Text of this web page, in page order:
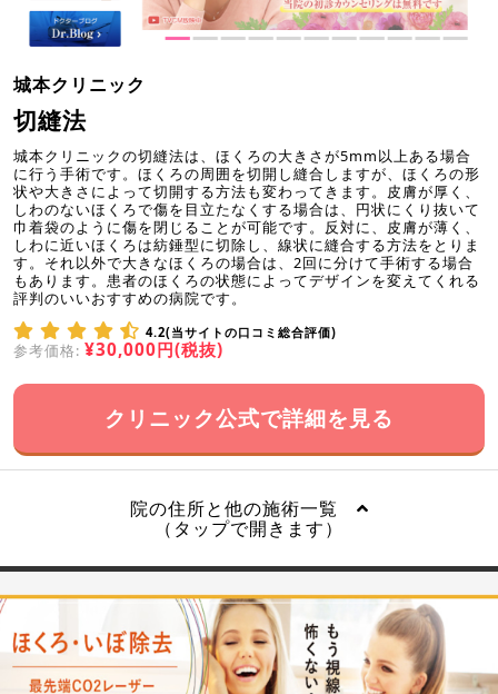
城本クリニック
切縫法
城本クリニックの切縫法は、ほくろの大きさが5mm以上ある場合
に行う手術です。ほくろの周囲を切開し縫合しますが、ほくろの形
状や大きさによって切開する方法も変わってきます。皮膚が厚く、
しわのないほくろで傷を目立たなくする場合は、円状にくり抜いて
巾着袋のように傷を閉じることが可能です。反対に、皮膚が薄く、
しわに近いほくろは紡錘型に切除し、線状に縫合する方法をとりま
す。それ以外で大きなほくろの場合は、2回に分けて手術する場合
もあります。患者のほくろの状態によってデザインを変えてくれる
評判のいいおすすめの病院です。
4.2(当サイトの口コミ総合評価)
参考価格: ¥30,000円(税抜)
クリニック公式で詳細を見る
院の住所と他の施術一覧
（タップで開きます）